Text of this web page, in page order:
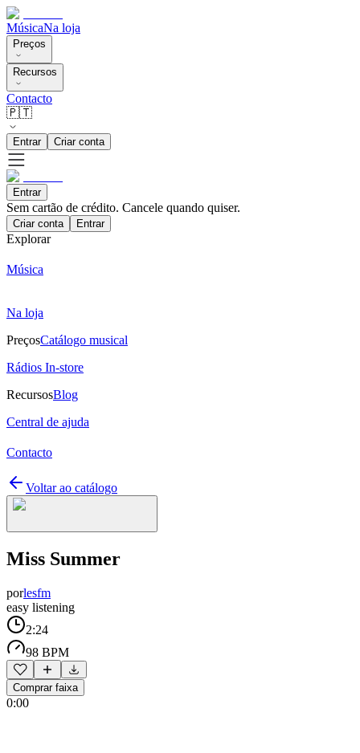
MúsicaNa loja
Preços
Recursos
Contacto
🇵🇹
Entrar Criar conta
Entrar
Sem cartão de crédito. Cancele quando quiser.
Criar conta Entrar
Explorar
Música
Na loja
PreçosCatálogo musical
Rádios In-store
RecursosBlog
Central de ajuda
Contacto
Voltar ao catálogo
Miss Summer
porlesfm
easy listening
2:24
98 BPM
Comprar faixa
0:00